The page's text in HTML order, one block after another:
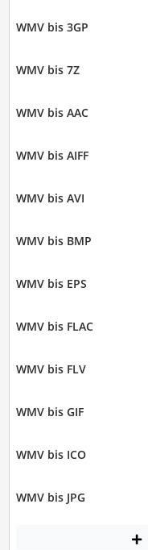
WMV bis 3GP
WMV bis 7Z
WMV bis AAC
WMV bis AIFF
WMV bis AVI
WMV bis BMP
WMV bis EPS
WMV bis FLAC
WMV bis FLV
WMV bis GIF
WMV bis ICO
WMV bis JPG